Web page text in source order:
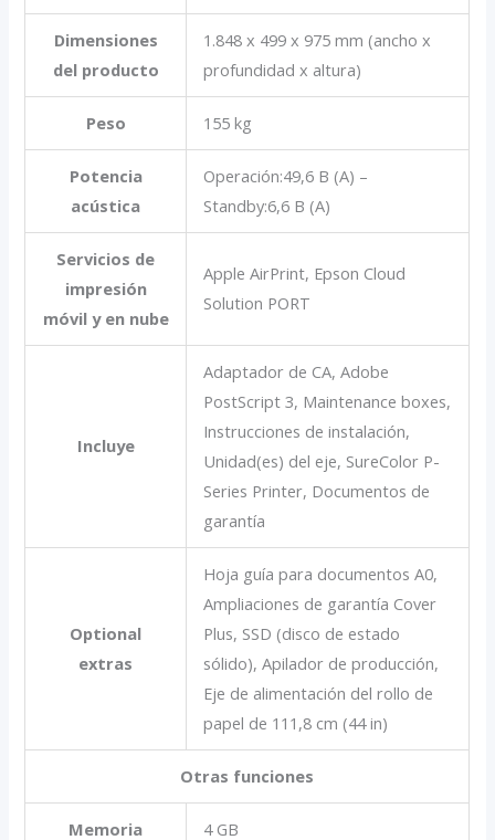
Dimensiones
del producto
1.848‎ x 499 x 975 mm (ancho x
profundidad x altura)
Peso 155 kg
Potencia
acústica
Operación:49,6 B (A) –
Standby:6,6 B (A)
Servicios de
impresión
móvil y en nube
Apple AirPrint, Epson Cloud
Solution PORT
Incluye
Adaptador de CA, Adobe
PostScript 3, Maintenance boxes,
Instrucciones de instalación,
Unidad(es) del eje, SureColor P-
Series Printer, Documentos de
garantía
Optional
extras
Hoja guía para documentos A0,
Ampliaciones de garantía Cover
Plus, SSD (disco de estado
sólido), Apilador de producción,
Eje de alimentación del rollo de
papel de 111,8 cm (44 in)
Otras funciones
Memoria 4 GB